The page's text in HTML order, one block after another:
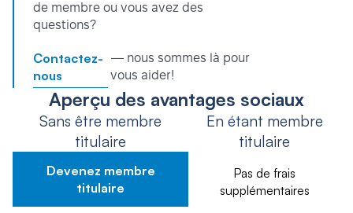
de membre ou vous avez des
questions?
Contactez-
nous
— nous sommes là pour
vous aider!
Aperçu des avantages sociaux
Sans être membre
titulaire
Devenez membre
titulaire
En étant membre
titulaire
Pas de frais
supplémentaires